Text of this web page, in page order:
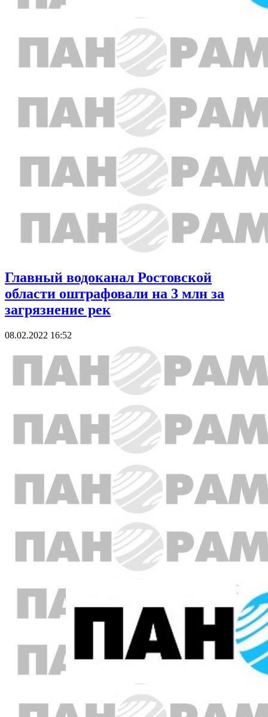
Главный водоканал Ростовской
области оштрафовали на 3 млн за
загрязнение рек
08.02.2022 16:52